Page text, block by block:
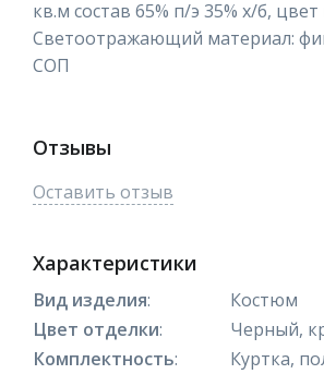
кв.м состав 65% п/э 35% х/б,
Светоотражающий материал:
СОП
Отзывы
Оставить отзыв
Характеристики
Вид изделия:
Костюм
Цвет отделки:
Черный,
Комплектность:
Куртка,